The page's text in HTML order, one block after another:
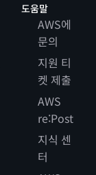
도움말
AWS에
문의
지원 티
켓 제출
AWS
re:Post
지식 센
터